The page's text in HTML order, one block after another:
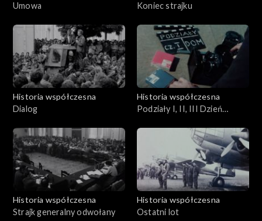
Umowa
Koniec strajku
Historia współczesna
Dialog
Historia współczesna
Podziały I, II, III Dzień
Historia współczesna
Strajk generalny odwołany
Historia współczesna
Ostatni lot